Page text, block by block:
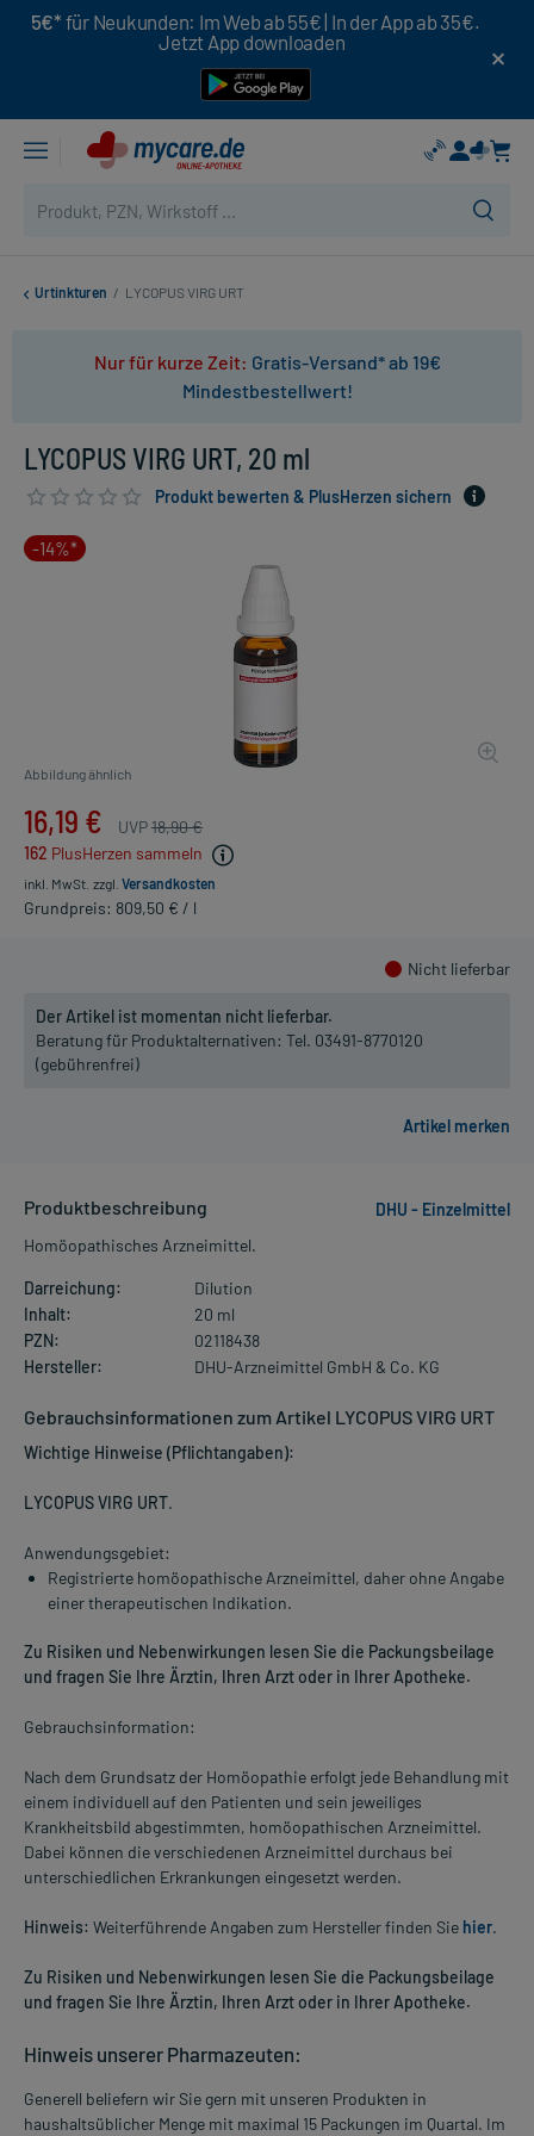
5€* für Neukunden: Im Web ab 55€ | In der App ab 35€.
Jetzt App downloaden
Urtinkturen / LYCOPUS VIRG URT
Nur für kurze Zeit: Gratis-Versand* ab 19€
Mindestbestellwert!
LYCOPUS VIRG URT, 20 ml
Produkt bewerten & PlusHerzen sichern
-14%*
Abbildung ähnlich
16,19 € UVP18,90 €
162 PlusHerzen sammeln
inkl. MwSt. zzgl. Versandkosten
Grundpreis: 809,50 € / l
Nicht lieferbar
Der Artikel ist momentan nicht lieferbar.
Beratung für Produktalternativen: Tel. 03491-8770120
(gebührenfrei)
Produktbeschreibung
DHU - Einzelmittel
Homöopathisches Arzneimittel.
Darreichung:
Dilution
Inhalt:
20 ml
PZN:
02118438
Hersteller:
DHU-Arzneimittel GmbH & Co. KG
Gebrauchsinformationen zum Artikel LYCOPUS VIRG URT
Wichtige Hinweise (Pflichtangaben):
LYCOPUS VIRG URT.
Anwendungsgebiet:
Registrierte homöopathische Arzneimittel, daher ohne Angabe
einer therapeutischen Indikation.
Zu Risiken und Nebenwirkungen lesen Sie die Packungsbeilage
und fragen Sie Ihre Ärztin, Ihren Arzt oder in Ihrer Apotheke.
Gebrauchsinformation:
Nach dem Grundsatz der Homöopathie erfolgt jede Behandlung mit
einem individuell auf den Patienten und sein jeweiliges
Krankheitsbild abgestimmten, homöopathischen Arzneimittel.
Dabei können die verschiedenen Arzneimittel durchaus bei
unterschiedlichen Erkrankungen eingesetzt werden.
Hinweis: Weiterführende Angaben zum Hersteller finden Sie hier.
Zu Risiken und Nebenwirkungen lesen Sie die Packungsbeilage
und fragen Sie Ihre Ärztin, Ihren Arzt oder in Ihrer Apotheke.
Hinweis unserer Pharmazeuten:
Generell beliefern wir Sie gern mit unseren Produkten in
haushaltsüblicher Menge mit maximal 15 Packungen im Quartal. Im